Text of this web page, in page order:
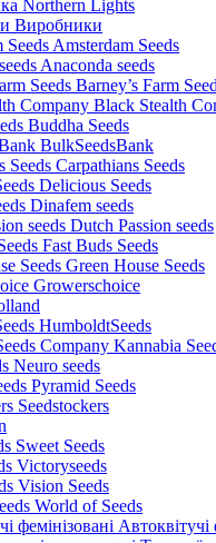
Northern Lights
Виробники
Amsterdam Seeds
Anaconda seeds
Barney’s Farm
Black Stealth
Buddha Seeds
BulkSeedsBank
Carpathians Seeds
Delicious Seeds
Dinafem seeds
Dutch Passion seeds
Fast Buds Seeds
Green House Seeds
Growerschoice
HumboldtSeeds
Kannabia
Neuro seeds
Pyramid Seeds
Seedstockers
Sweet Seeds
Victoryseeds
Vision Seeds
World of Seeds
Автоквітучі